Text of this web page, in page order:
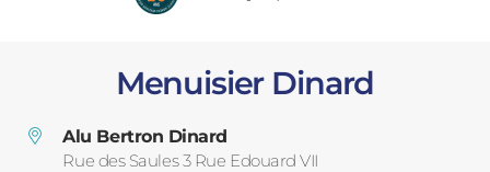
Menuisier Dinard
Alu Bertron Dinard
Rue des Saules 3 Rue Edouard VII
PVC
CARPORTS
CLÔTURES